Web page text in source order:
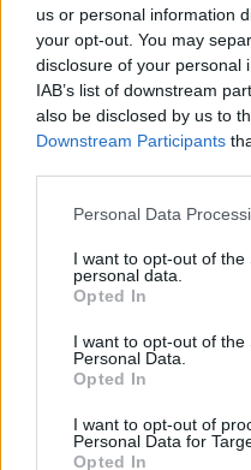
us or personal information
your opt-out. You may
disclosure of your personal
IAB’s list of downstream
also be disclosed by us to
Downstream Participants
Personal Data
I want to opt-out of the
personal data.
Opted In
I want to opt-out of the
Personal Data.
Opted In
I want to opt-out of
Personal Data for
Opted In
Χαλκίδα: Γυναίκα
Γέφυρα και σώθηκε
Καλαμπάκα:
συγκρούστηκε με
ο οδηγός
Άνω Λιόσια:
τον θάνατο
6 Αυγούστου 2026, 17:50